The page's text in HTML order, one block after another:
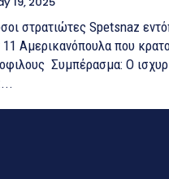
στρατιώτες Spetsnaz
Αμερικανόπουλα που
ισχυρισμός ότι